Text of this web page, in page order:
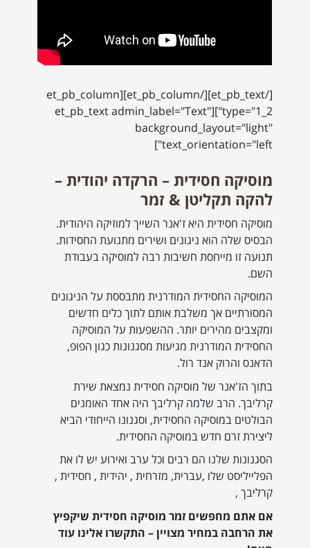
[/et_pb_text][/et_pb_column][et_pb_column
type="1_2"][et_pb_text admin_label="Text"
background_layout="light"
text_orientation="left"]
מוסיקה חסידית – הרקדה יהודית –
להקה תקליטן & זמר
מוסיקה חסידית היא ז'אנר השייך למוזיקה היהודית.
הבסיס שלה הוא ניגונים ושירים מתנועת החסידות.
תנועה זו מייחסת חשיבות רבה למוסיקה בעבודת
השם.
המוסיקה החסידית המודרנית מתבססת על הניגונים
המסורתיים אך משלבת אותם לתוך כלים חדשים
ומקצבים מהירים יותר. ההשפעות על המוסיקה
החסידית המודרנית מגיעות מסגנונות כגון הפופ,
הדאנס והרוק אנד רול.
בתוך הז'אנר של מוסיקה חסידית נמצאת שירת
קרליבך. הרב שלמה קרליבך היה אחד האומנים
הבולטים במוסיקה החסידית, וסגנונו הייחודי הביא
ליצירת זרם חדש במוסיקה החסידית.
הסגנונות שלנו הם רבים וכל ערב ואירוע יש לו את
הפלייליסט שלו ,עברית, מזרחית , יהידית , חסידית ,
קרליבך ,
אם אתם מחפשים זמר מוסיקה חסידית שיקפיץ
את הרחבה במחיר מצויין – התקשרו אלינו עוד